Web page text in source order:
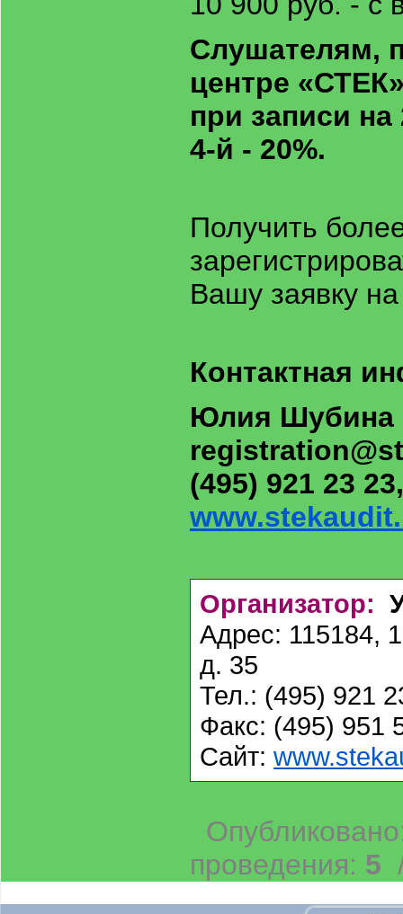
Слушателям,
центре
при записи на
4-й - 20%.
Получить
Вашу заявку
Контактная
Юлия Шубина
(495) 921 23
Организатор:
Адрес: 115184,
д. 35
Тел.: (495) 921
Факс: (495) 951
Сайт:
проведения: 5